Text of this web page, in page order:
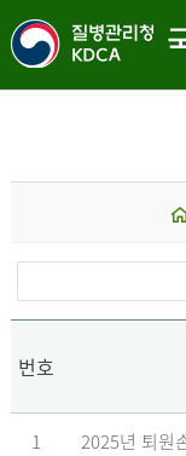
번호
1 2025년 퇴원